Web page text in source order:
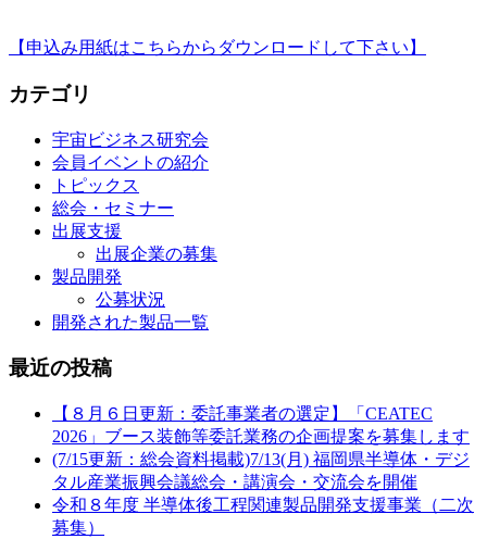
【申込み用紙はこちらからダウンロードして下さい】
カテゴリ
宇宙ビジネス研究会
会員イベントの紹介
トピックス
総会・セミナー
出展支援
出展企業の募集
製品開発
公募状況
開発された製品一覧
最近の投稿
【８月６日更新：委託事業者の選定】「CEATEC
2026」ブース装飾等委託業務の企画提案を募集します
(7/15更新：総会資料掲載)7/13(月) 福岡県半導体・デジ
タル産業振興会議総会・講演会・交流会を開催
令和８年度 半導体後工程関連製品開発支援事業（二次
募集）